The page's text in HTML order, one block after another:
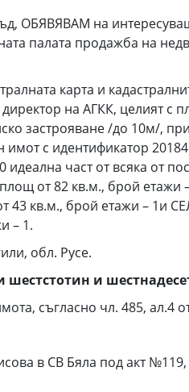
ОБЯВЯВАМ на
палата продажба на
карта и
на АГКК, целият с
застрояване /до 10м/,
с идентификатор
част от всяка от
от 82 кв.м., брой етажи
43 кв.м., брой етажи – 1и
– 1.
обл. Русе.
шестстотин и
съгласно чл. 485, ал.4
в СВ Бяла под акт